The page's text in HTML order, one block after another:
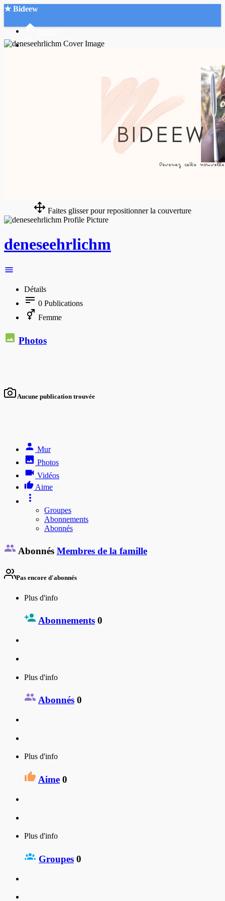
★ Bideew
Faites glisser pour repositionner la couverture
deneseehrlichm
Détails
0 Publications
Femme
Photos
Aucune publication trouvée
Mur
Photos
Vidéos
Aime
Groupes
Abonnements
Abonnés
Abonnés Membres de la famille
Pas encore d'abonnés
Plus d'info
Abonnements 0
Plus d'info
Abonnés 0
Plus d'info
Aime 0
Plus d'info
Groupes 0